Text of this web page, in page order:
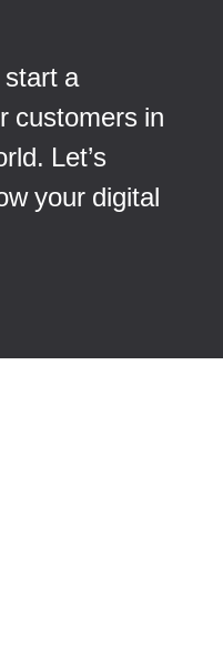
a
customers in
Let’s
your digital